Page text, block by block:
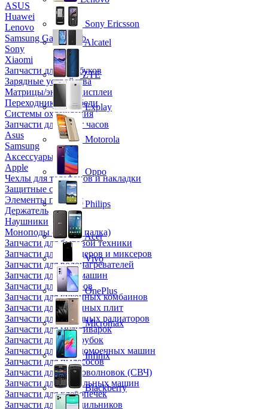
ASUS
Huawei
Lenovo
Samsung Galaxy Tab
Sony
Xiaomi
Запчасти для ноутбуков
Зарядные устройства
Матрицы/экраны/дисплеи
Переходники и кабели
Системы охлаждения
Запчасти для смарт часов
Asus
Samsung
Аксессуары
Apple
Чехлы для телефонов и накладки
Защитные стекла
Элементы питания
Держатель
Наушники
Моноподы (Селфи палка)
Запчасти для бытовой техники
Запчасти для блендеров и миксеров
Запчасти для водонагревателей
Запчасти для кофемашин
Запчасти для кулеров
Запчасти для кухонных комбаинов
Запчасти для кухонных плит
Запчасти для масляных радиаторов
Запчасти для мультиварок
Запчасти для мясорубок
Запчасти для посудомоечных машин
Запчасти для пылесосов
Запчасти для микроволновок (СВЧ)
Запчасти для стиральных машин
Запчасти для хлебопечек
Запчасти для холодильников
Sony Ericsson
Alcatel
ZTE
Explay
Motorola
Oppo
Philips
Acer
Vivo
OnePlus
Micromax
Infinix
Blackberry